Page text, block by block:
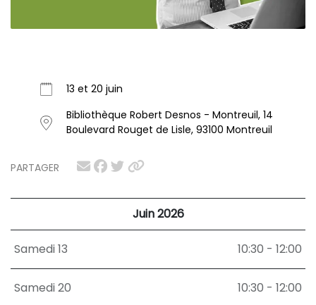
PARTAGER
Juin 2026
Samedi 13 10:30 - 12:00
Samedi 20 10:30 - 12:00
13 et 20 juin
Bibliothèque Robert Desnos - Montreuil, 14
Boulevard Rouget de Lisle, 93100 Montreuil